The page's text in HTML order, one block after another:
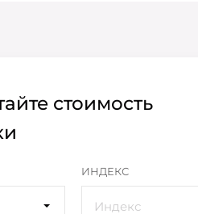
стоимость
ИНДЕКС